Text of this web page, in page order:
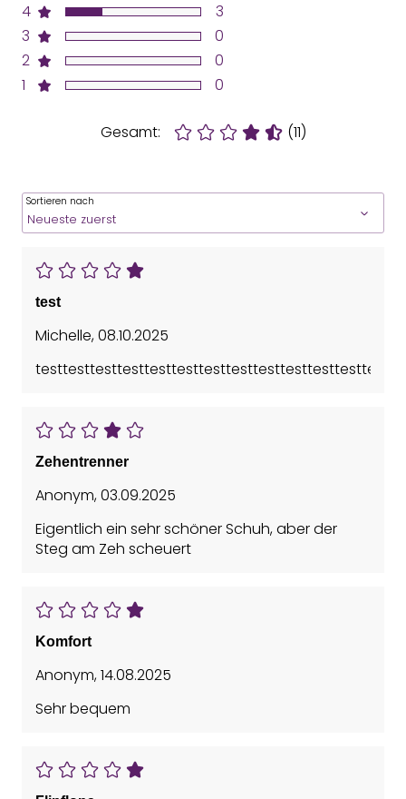
4
3
2
1
3
0
0
0
Gesamt: (11)
Sortieren nach
test
Michelle,08.10.2025
Zehentrenner
Anonym,03.09.2025
Eigentlich ein sehr schöner Schuh, aber der
Steg am Zeh scheuert
Komfort
Anonym,14.08.2025
Sehr bequem